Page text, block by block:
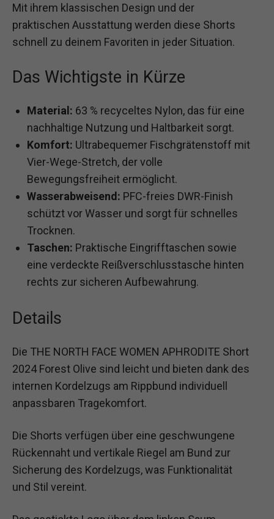
Mit ihrem klassischen Design und der
praktischen Ausstattung werden diese Shorts
schnell zu deinem Favoriten in jeder Situation.
Das Wichtigste in Kürze
Material: 63 % recyceltes Nylon, das für eine
nachhaltige Nutzung und Haltbarkeit sorgt.
Komfort: Ultrabequemer Fischgrätenstoff mit
Vier-Wege-Stretch, der volle
Bewegungsfreiheit ermöglicht.
Wasserabweisend: PFC-freies DWR-Finish
schützt vor Wasser und sorgt für schnelles
Trocknen.
Taschen: Praktische Eingrifftaschen sowie
eine verdeckte Reißverschlusstasche hinten
rechts zur sicheren Aufbewahrung.
Details
Die THE NORTH FACE WOMEN APHRODITE Short
2024 Forest Olive sind leicht und bieten dank des
internen Kordelzugs am Rippbund individuell
anpassbaren Tragekomfort.
Die Shorts verfügen über eine geschwungene
Rückennaht und vertikale Riegel am Bund zur
Sicherung des Kordelzugs, was Funktionalität
und Stil vereint.